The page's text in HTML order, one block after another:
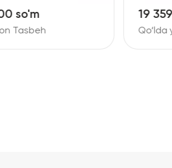
so'm
Tasbeh
19
Qo‘lda